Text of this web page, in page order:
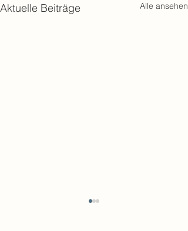
Aktuelle Beiträge Alle ansehen